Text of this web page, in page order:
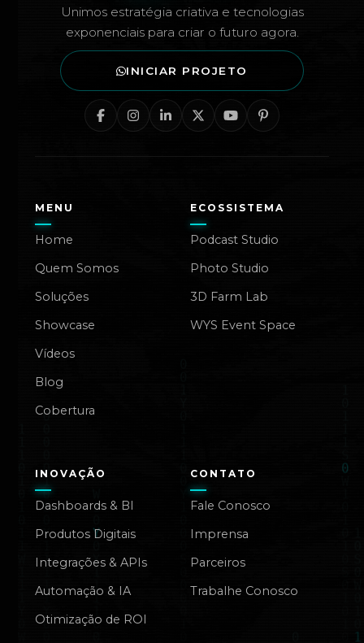
Unimos estratégia criativa e tecnologias
exponenciais para criar o futuro agora.
INICIAR PROJETO
MENU
Home
Quem Somos
Soluções
Showcase
Vídeos
Blog
Cobertura
ECOSSISTEMA
Podcast Studio
Photo Studio
3D Farm Lab
WYS Event Space
INOVAÇÃO
Dashboards & BI
Produtos Digitais
Integrações & APIs
Automação & IA
Otimização de ROI
CONTATO
Fale Conosco
Imprensa
Parceiros
Trabalhe Conosco